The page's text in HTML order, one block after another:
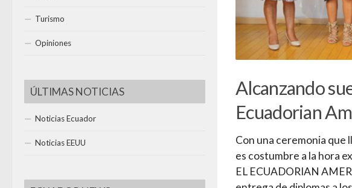
Alcanzando
Ecuadorian
Con una ceremonia que
es costumbre a la hora
EL ECUADORIAN
Turismo
Opiniones
ÚLTIMAS NOTICIAS
Noticias Ecuador
Noticias EEUU